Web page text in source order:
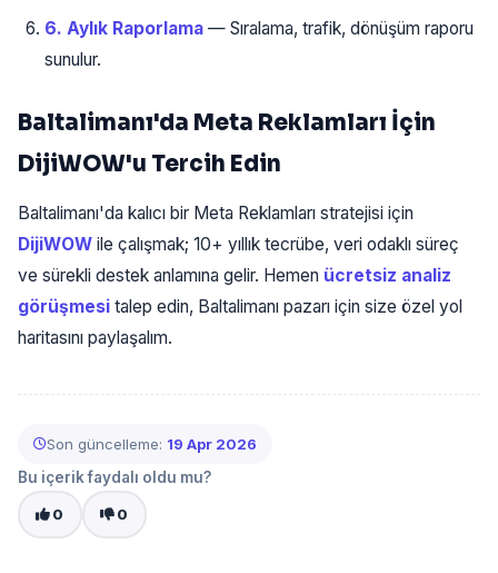
6. Aylık Raporlama — Sıralama, trafik, dönüşüm raporu
sunulur.
Baltalimanı'da Meta Reklamları İçin
DijiWOW'u Tercih Edin
Baltalimanı'da kalıcı bir Meta Reklamları stratejisi için
DijiWOW ile çalışmak; 10+ yıllık tecrübe, veri odaklı süreç
ve sürekli destek anlamına gelir. Hemen ücretsiz analiz
görüşmesi talep edin, Baltalimanı pazarı için size özel yol
haritasını paylaşalım.
Son güncelleme: 19 Apr 2026
Bu içerik faydalı oldu mu?
0 0